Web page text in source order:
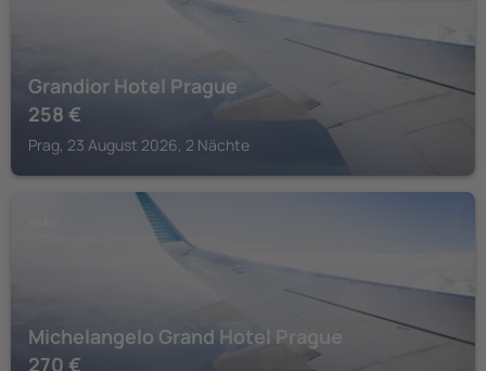
Grandior Hotel Prague
258 €
Prag, 23 August 2026, 2 Nächte
Michelangelo Grand Hotel Prague
270 €